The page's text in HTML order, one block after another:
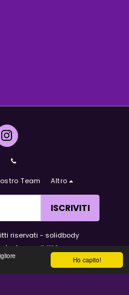
Ho capito!
Team Altro
ISCRIVITI
riservati - solidbody
| Accessibilità